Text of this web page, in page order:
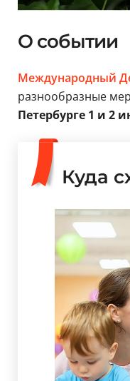
О событии
Международный
разнообразные
Петербурге 1 и 2
Куда